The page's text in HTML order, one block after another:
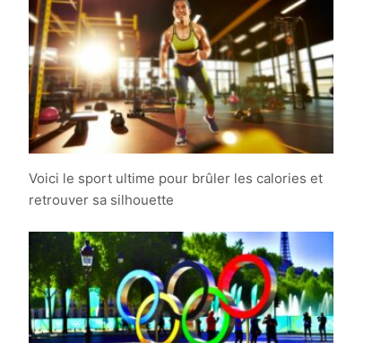
Voici le sport ultime pour brûler les calories et
retrouver sa silhouette